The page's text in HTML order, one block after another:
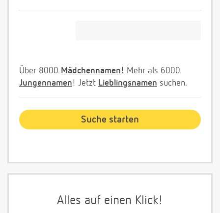
Über 8000 Mädchennamen! Mehr als 6000
Jungennamen! Jetzt Lieblingsnamen suchen.
Alles auf einen Klick!